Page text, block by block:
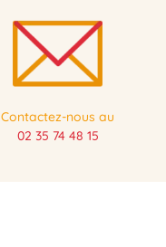
Contactez-nous au
02 35 74 48 15